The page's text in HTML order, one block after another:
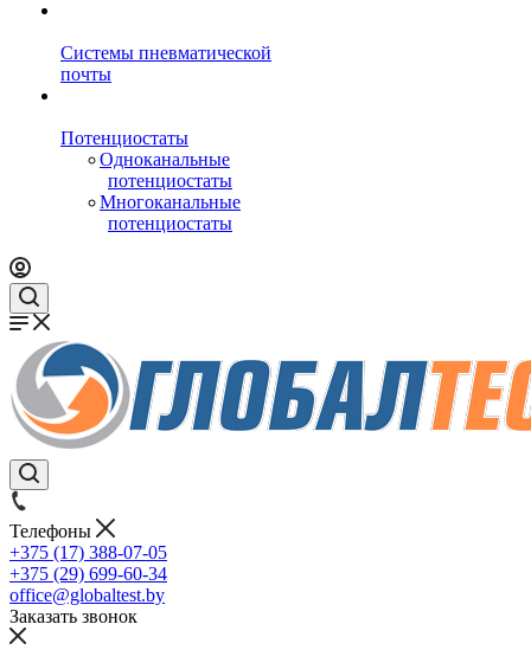
Системы пневматической
почты
Потенциостаты
Одноканальные
потенциостаты
Многоканальные
потенциостаты
Телефоны
+375 (17) 388-07-05
+375 (29) 699-60-34
office@globaltest.by
Заказать звонок